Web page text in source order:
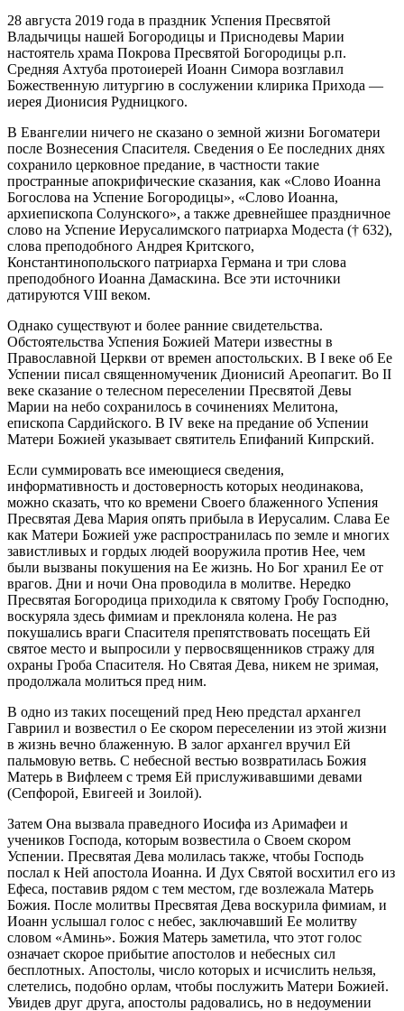
28 августа 2019 года в праздник Успения Пресвятой
Владычицы нашей Богородицы и Приснодевы Марии
настоятель храма Покрова Пресвятой Богородицы р.п.
Средняя Ахтуба протоиерей Иоанн Симора возглавил
Божественную литургию в сослужении клирика Прихода —
иерея Дионисия Рудницкого.
В Евангелии ничего не сказано о земной жизни Богоматери
после Вознесения Спасителя. Сведения о Ее последних днях
сохранило церковное предание, в частности такие
пространные апокрифические сказания, как «Слово Иоанна
Богослова на Успение Богородицы», «Слово Иоанна,
архиепископа Солунского», а также древнейшее праздничное
слово на Успение Иерусалимского патриарха Модеста († 632),
слова преподобного Андрея Критского,
Константинопольского патриарха Германа и три слова
преподобного Иоанна Дамаскина. Все эти источники
датируются VIII веком.
Однако существуют и более ранние свидетельства.
Обстоятельства Успения Божией Матери известны в
Православной Церкви от времен апостольских. В I веке об Ее
Успении писал священномученик Дионисий Ареопагит. Во II
веке сказание о телесном переселении Пресвятой Девы
Марии на небо сохранилось в сочинениях Мелитона,
епископа Сардийского. В IV веке на предание об Успении
Матери Божией указывает святитель Епифаний Кипрский.
Если суммировать все имеющиеся сведения,
информативность и достоверность которых неодинакова,
можно сказать, что ко времени Своего блаженного Успения
Пресвятая Дева Мария опять прибыла в Иерусалим. Слава Ее
как Матери Божией уже распространилась по земле и многих
завистливых и гордых людей вооружила против Нее, чем
были вызваны покушения на Ее жизнь. Но Бог хранил Ее от
врагов. Дни и ночи Она проводила в молитве. Нередко
Пресвятая Богородица приходила к святому Гробу Господню,
воскуряла здесь фимиам и преклоняла колена. Не раз
покушались враги Спасителя препятствовать посещать Ей
святое место и выпросили у первосвященников стражу для
охраны Гроба Спасителя. Но Святая Дева, никем не зримая,
продолжала молиться пред ним.
В одно из таких посещений пред Нею предстал архангел
Гавриил и возвестил о Ее скором переселении из этой жизни
в жизнь вечно блаженную. В залог архангел вручил Ей
пальмовую ветвь. С небесной вестью возвратилась Божия
Матерь в Вифлеем с тремя Ей прислуживавшими девами
(Сепфорой, Евигеей и Зоилой).
Затем Она вызвала праведного Иосифа из Аримафеи и
учеников Господа, которым возвестила о Своем скором
Успении. Пресвятая Дева молилась также, чтобы Господь
послал к Ней апостола Иоанна. И Дух Святой восхитил его из
Ефеса, поставив рядом с тем местом, где возлежала Матерь
Божия. После молитвы Пресвятая Дева воскурила фимиам, и
Иоанн услышал голос с небес, заключавший Ее молитву
словом «Аминь». Божия Матерь заметила, что этот голос
означает скорое прибытие апостолов и небесных сил
бесплотных. Апостолы, число которых и исчислить нельзя,
слетелись, подобно орлам, чтобы послужить Матери Божией.
Увидев друг друга, апостолы радовались, но в недоумении